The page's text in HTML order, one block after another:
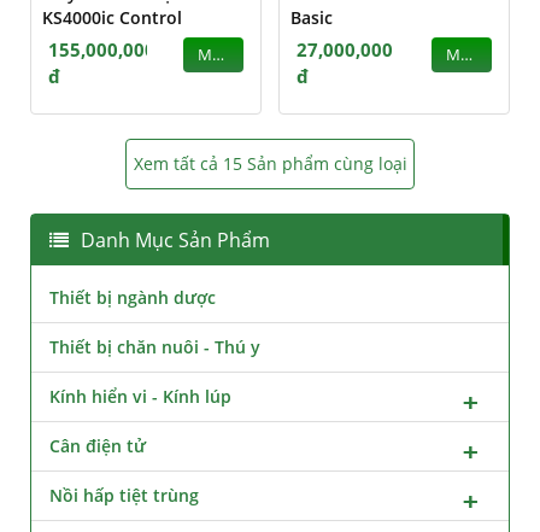
KS4000ic Control
155,000,000
đ
MUA
Basic
27,000,000
đ
MUA
Xem tất cả 15 Sản phẩm cùng loại
Danh Mục Sản Phẩm
Thiết bị ngành dược
Thiết bị chăn nuôi - Thú y
Kính hiển vi - Kính lúp
Cân điện tử
Nồi hấp tiệt trùng